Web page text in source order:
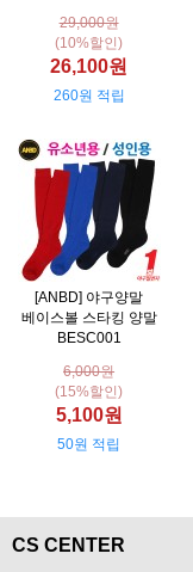
29,000원
(10%할인)
26,100원
260원 적립
[ANBD] 야구양말
베이스볼 스타킹 양말
BESC001
6,000원
(15%할인)
5,100원
50원 적립
CS CENTER